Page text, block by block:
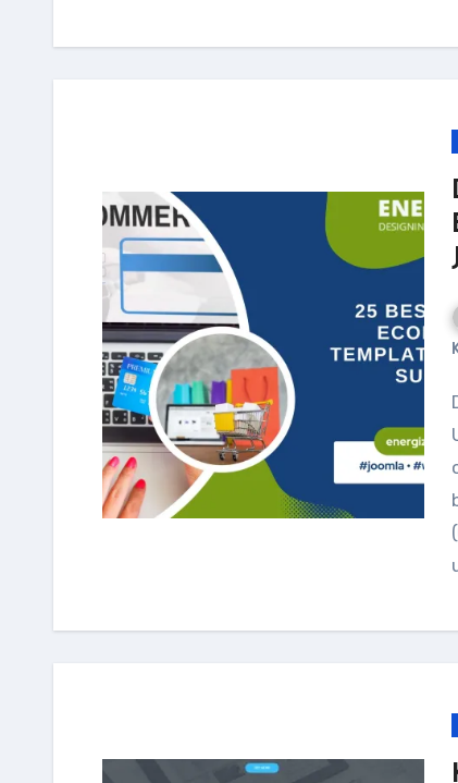
Der E-